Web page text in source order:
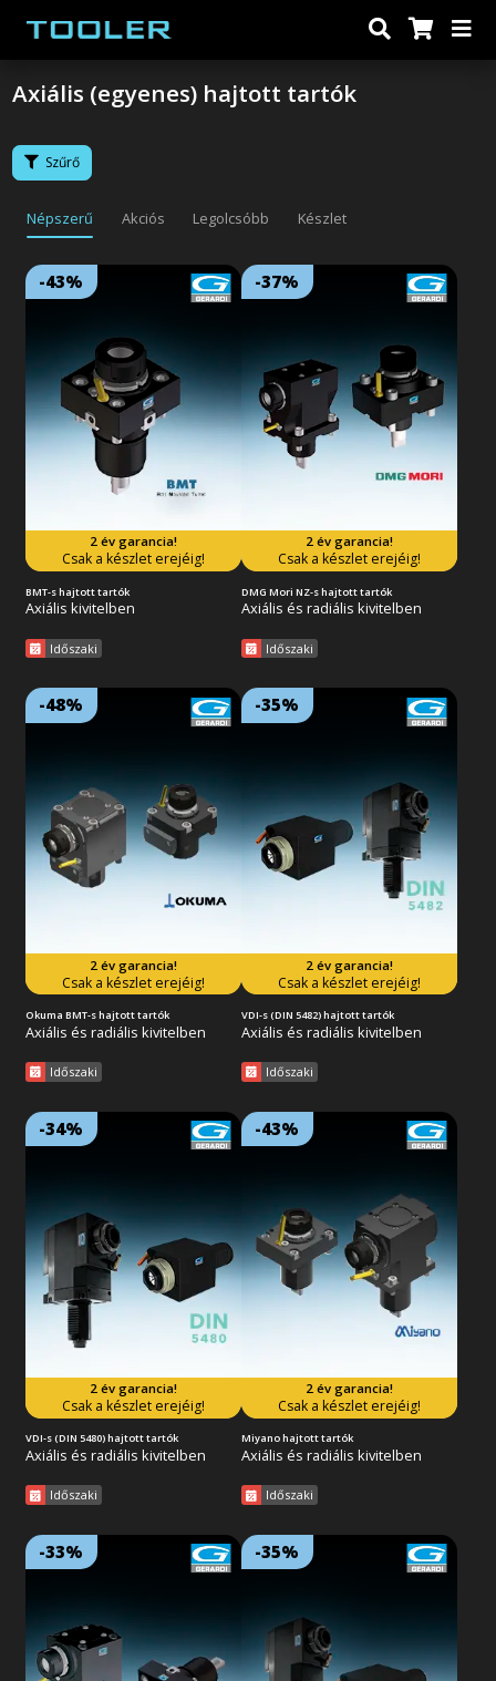
Axiális (egyenes) hajtott tartók
Szűrő
Népszerű Akciós Legolcsóbb Készlet
-43%
2 év garancia!
Csak a készlet erejéig!
Lejárat: 2026/08/31
ER patronos kihajtás, 1:1-es
áttételel. Kompatibilis a BMT-s
revolverfejekkel. 2 év garancia!
FIGYELEM, ajánlatunk az
európai készlet erejéig
érvényes!
Tovább az akcióra
BMT-s hajtott tartók
Axiális kivitelben
Időszaki
-37%
2 év garancia!
Csak a készlet erejéig!
Lejárat: 2026/08/31
áttételel. Kompatibilis a DMG
Mori NZ-s revolverfejekkel. 2 év
garancia! FIGYELEM, ajánlatunk
az európai készlet erejéig
érvényes!
Tovább az akcióra
DMG Mori NZ-s hajtott tartók
Axiális és radiális kivitelben
Időszaki
-48%
2 év garancia!
Csak a készlet erejéig!
Lejárat: 2026/08/31
Okuma BMT-s revolverfejekkel.
2 év garancia! FIGYELEM,
ajánlatunk az európai készlet
erejéig érvényes!
Tovább az akcióra
Okuma BMT-s hajtott tartók
Axiális és radiális kivitelben
Időszaki
-35%
2 év garancia!
Csak a készlet erejéig!
Lejárat: 2026/08/31
DIN 5482-es revolverfejekkel. 2
év garancia! FIGYELEM,
ajánlatunk az európai készlet
erejéig érvényes!
Tovább az akcióra
VDI-s (DIN 5482) hajtott tartók
Axiális és radiális kivitelben
Időszaki
-34%
2 év garancia!
Csak a készlet erejéig!
Lejárat: 2026/08/31
DIN 5480-as revolverfejekkel. 2
év garancia! FIGYELEM,
ajánlatunk az európai készlet
erejéig érvényes!
Tovább az akcióra
VDI-s (DIN 5480) hajtott tartók
Axiális és radiális kivitelben
Időszaki
-43%
2 év garancia!
Csak a készlet erejéig!
Lejárat: 2026/08/31
áttételel. Kompatibilis a Miyano
Ø45 és Ø54-es revolverfejekkel.
2 év garancia! FIGYELEM,
ajánlatunk az európai készlet
erejéig érvényes!
Tovább az akcióra
Miyano hajtott tartók
Axiális és radiális kivitelben
Időszaki
-33%
Lejárat: 2026/08/31
áttételel. Kompatibilis a
revolverfejekkel. 2 év garancia!
FIGYELEM, ajánlatunk az
-35%
Lejárat: 2026/08/31
áttételel. Kompatibilis a
Baruffaldi VDI-s revolverfejekkel.
2 év garancia! FIGYELEM,
ajánlatunk az európai készlet